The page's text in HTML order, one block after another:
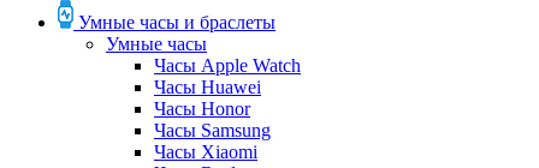
Умные часы и браслеты
Умные часы
Часы Apple Watch
Часы Huawei
Часы Honor
Часы Samsung
Часы Xiaomi